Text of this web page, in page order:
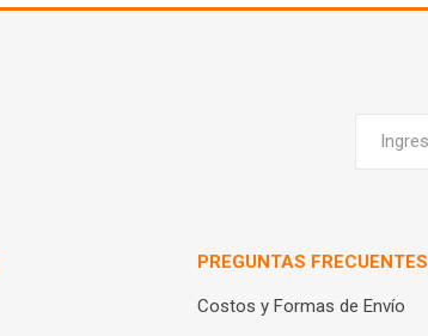
PREGUNTAS FRECUENTES
Costos y Formas de Envío